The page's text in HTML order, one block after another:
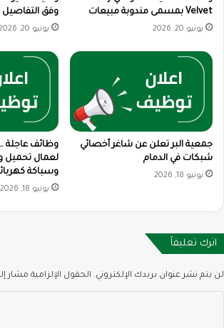
Velvet بمسمى مندوبة مبيعات
يونيو 20, 2026
وفق التفاصيل
يونيو 20, 2026
جمعية البر تعلن عن شاغر أخصائي
شبكات في الدمام
يونيو 18, 2026
وظائف عاجلة
لعمال تحميل
وسباكة
يونيو 18, 2026
اترك تعليقاً
لن يتم نشر عنوان بريدك الإلكتروني. الحقول الإلزامية مشار